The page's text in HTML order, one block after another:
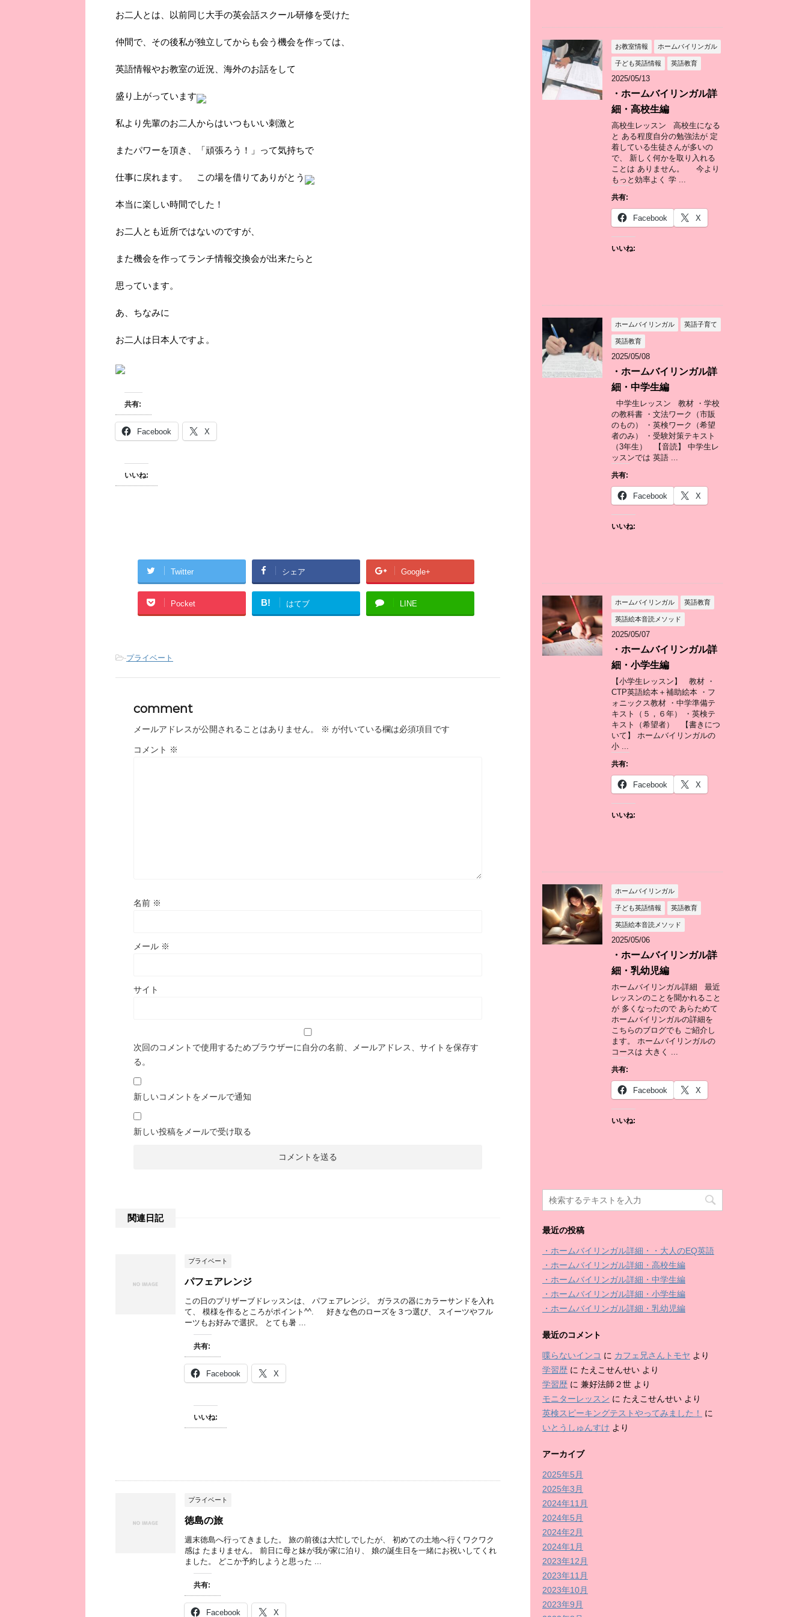
お二人とは、以前同じ大手の英会話スクール研修を受けた
仲間で、その後私が独立してからも会う機会を作っては、
英語情報やお教室の近況、海外のお話をして
盛り上がっています
私より先輩のお二人からはいつもいい刺激と
またパワーを頂き、「頑張ろう！」って気持ちで
仕事に戻れます。 この場を借りてありがとう
本当に楽しい時間でした！
お二人とも近所ではないのですが、
また機会を作ってランチ情報交換会が出来たらと
思っています。
あ、ちなみに
お二人は日本人ですよ。
共有:
Facebook X
いいね:
Twitter シェア Google+
Pocket B! はてブ LINE
-プライベート
comment
メールアドレスが公開されることはありません。 ※ が付いている欄は必須項目です
コメント ※
名前 ※
メール ※
サイト
次回のコメントで使用するためブラウザーに自分の名前、メールアドレス、サイトを保存す
る。
新しいコメントをメールで通知
新しい投稿をメールで受け取る
関連日記
プライベート
パフェアレンジ
この日のプリザーブドレッスンは、 パフェアレンジ。 ガラスの器にカラーサンドを入れ
て、 模様を作るところがポイント^^. 好きな色のローズを３つ選び、 スイーツやフル
ーツもお好みで選択。 とても暑 ...
共有:
Facebook X
いいね:
プライベート
徳島の旅
週末徳島へ行ってきました。 旅の前後は大忙しでしたが、 初めての土地へ行くワクワク
感は たまりません。 前日に母と妹が我が家に泊り、 娘の誕生日を一緒にお祝いしてくれ
ました。 どこか予約しようと思った ...
共有:
Facebook X
お教室情報 ホームバイリンガル
子ども英語情報 英語教育
2025/05/13
・ホームバイリンガル詳
細・高校生編
高校生レッスン 高校生になる
と ある程度自分の勉強法が 定
着している生徒さんが多いの
で、 新しく何かを取り入れる
ことは ありません。 今より
もっと効率よく 学 ...
共有:
Facebook X
いいね:
ホームバイリンガル 英語子育て
英語教育
2025/05/08
・ホームバイリンガル詳
細・中学生編
中学生レッスン 教材 ・学校
の教科書 ・文法ワーク（市販
のもの） ・英検ワーク（希望
者のみ） ・受験対策テキスト
（3年生） 【音読】 中学生レ
ッスンでは 英語 ...
共有:
Facebook X
いいね:
ホームバイリンガル 英語教育
英語絵本音読メソッド
2025/05/07
・ホームバイリンガル詳
細・小学生編
【小学生レッスン】 教材 ・
CTP英語絵本＋補助絵本 ・フ
ォニックス教材 ・中学準備テ
キスト（５，６年） ・英検テ
キスト（希望者） 【書きにつ
いて】 ホームバイリンガルの
小 ...
共有:
Facebook X
いいね:
ホームバイリンガル
子ども英語情報 英語教育
英語絵本音読メソッド
2025/05/06
・ホームバイリンガル詳
細・乳幼児編
ホームバイリンガル詳細 最近
レッスンのことを聞かれること
が 多くなったので あらためて
ホームバイリンガルの詳細を
こちらのブログでも ご紹介し
ます。 ホームバイリンガルの
コースは 大きく ...
共有:
Facebook X
いいね:
最近の投稿
・ホームバイリンガル詳細・・大人のEQ英語
・ホームバイリンガル詳細・高校生編
・ホームバイリンガル詳細・中学生編
・ホームバイリンガル詳細・小学生編
・ホームバイリンガル詳細・乳幼児編
最近のコメント
喋らないインコ に カフェ兄さんトモヤ より
学習歴 に たえこせんせい より
学習歴 に 兼好法師２世 より
モニターレッスン に たえこせんせい より
英検スピーキングテストやってみました！
に
いとうしゅんすけ より
アーカイブ
2025年5月
2025年3月
2024年11月
2024年5月
2024年2月
2024年1月
2023年12月
2023年11月
2023年10月
2023年9月